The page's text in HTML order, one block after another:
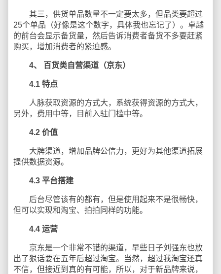
其三，供货单品数量不一定要太多，但品类要超过
25个单品（好像是这个数字，具体我也忘记了）。卓越
的前台会显示备货量，然后告诉消费者备货不多要赶紧
购买，增加消费者的紧迫感。
4、 百货类自营渠道（京东）
4.1 特点
人脉获取资源的方式大，系统获得资源的方式大，
另外，费用中等，目前入驻门槛中等。
4.2 价值
大牌渠道，增加品牌公信力，更好为其他渠道拓展
提供数据资源。
4.3 平台搭建
后台尽管该有的都有，但是使用起来不是很畅快，
但可以实现和淘宝、拍拍同样的功能。
4.4 运营
京东是一个非常不错的渠道，早些日子刘强东也放
出了狠话要在五年后超过淘宝。当然，超过我淘宝还真
不信，但接近到真的有可能，所以，对于新品牌来说，